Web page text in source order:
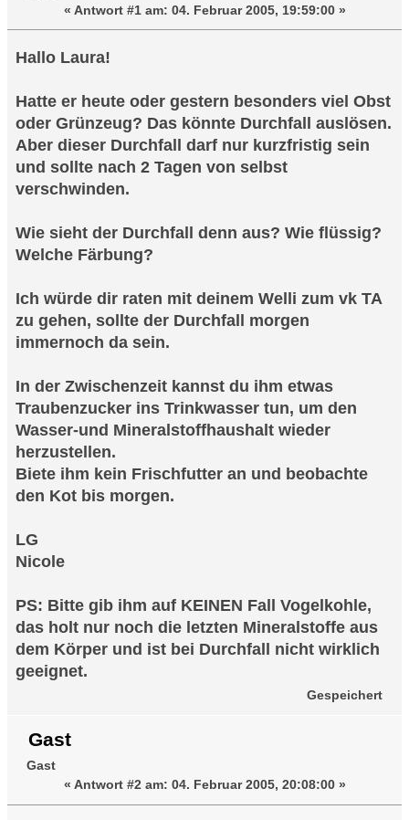
« Antwort #1 am: 04. Februar 2005, 19:59:00 »
Hallo Laura!
Hatte er heute oder gestern besonders viel Obst
oder Grünzeug? Das könnte Durchfall auslösen.
Aber dieser Durchfall darf nur kurzfristig sein
und sollte nach 2 Tagen von selbst
verschwinden.
Wie sieht der Durchfall denn aus? Wie flüssig?
Welche Färbung?
Ich würde dir raten mit deinem Welli zum vk TA
zu gehen, sollte der Durchfall morgen
immernoch da sein.
In der Zwischenzeit kannst du ihm etwas
Traubenzucker ins Trinkwasser tun, um den
Wasser-und Mineralstoffhaushalt wieder
herzustellen.
Biete ihm kein Frischfutter an und beobachte
den Kot bis morgen.
LG
Nicole
PS: Bitte gib ihm auf KEINEN Fall Vogelkohle,
das holt nur noch die letzten Mineralstoffe aus
dem Körper und ist bei Durchfall nicht wirklich
geeignet.
Gespeichert
Gast
Gast
« Antwort #2 am: 04. Februar 2005, 20:08:00 »